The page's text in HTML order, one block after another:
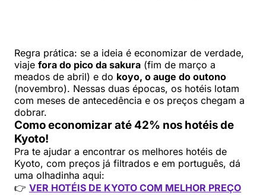
Regra prática: se a ideia é economizar de verdade,
viaje fora do pico da sakura (fim de março a
meados de abril) e do koyo, o auge do outono
(novembro). Nessas duas épocas, os hotéis lotam
com meses de antecedência e os preços chegam a
dobrar.
Como economizar até 42% nos hotéis de
Kyoto!
Pra te ajudar a encontrar os melhores hotéis de
Kyoto, com preços já filtrados e em português, dá
uma olhadinha aqui:
👉 VER HOTÉIS DE KYOTO COM MELHOR PREÇO